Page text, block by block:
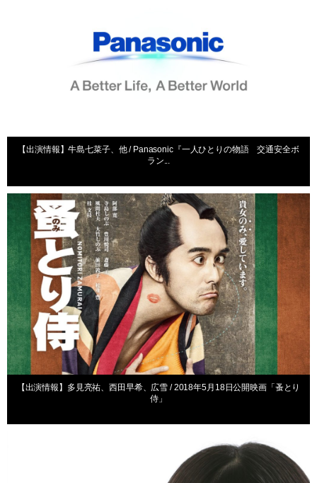
【出演情報】牛島七菜子、他 / Panasonic『一人ひとりの物語 交通安全ボ
ラン...
【出演情報】多見亮祐、西田早希、広雪 / 2018年5月18日公開映画「蚤とり
侍」
出演情報